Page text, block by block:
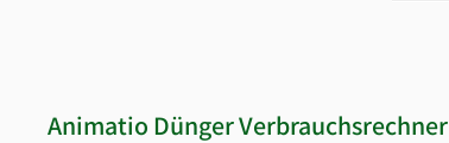
Animatio Dünger Verbrauchsrechner